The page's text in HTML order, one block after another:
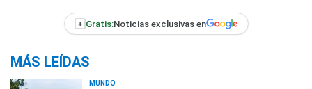
+ Gratis:Noticias exclusivas en
MÁS LEÍDAS
MUNDO